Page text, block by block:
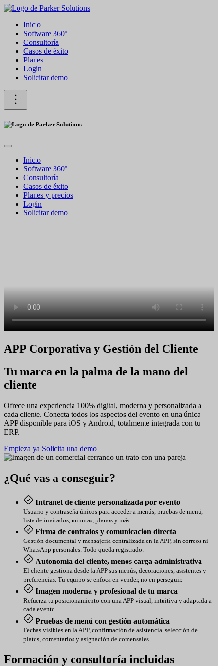
Inicio
Software 360º
Consultoría
Casos de éxito
Planes
Login
Solicitar demo
Inicio
Software 360º
Consultoría
Casos de éxito
Planes y precios
Login
Solicitar demo
APP Corporativa y Gestión del Cliente
Tu marca en la palma de la mano del
cliente
Ofrece una experiencia 100% digital, moderna y personalizada a
cada cliente. Conecta todos los aspectos del evento en una única
APP disponible para iOS y Android, totalmente integrada con tu
ERP.
Empieza ya Solicita una demo
¿Qué vas a conseguir?
Intranet de cliente personalizada por evento
Usuario y contraseña únicos para acceder a menús, pruebas de menú,
lista de invitados, minutas, planos y más.
Firma de contratos y comunicación directa
Gestión documental y mensajería centralizada en la APP, sin correos ni
WhatsApp personales. Todo queda registrado.
Autonomía del cliente, menos carga administrativa
El cliente gestiona desde la APP sus menús, decoraciones, asistentes y
preferencias. Tu equipo se enfoca en vender, no en perseguir.
Imagen moderna y profesional de tu marca
Refuerza tu posicionamiento con una APP visual, intuitiva y adaptada a
cada evento.
Pruebas de menú con gestión automática
Fechas visibles en la APP, confirmación de asistencia, selección de
platos, comentarios y asignación de comensales.
Formación y consultoría incluidas